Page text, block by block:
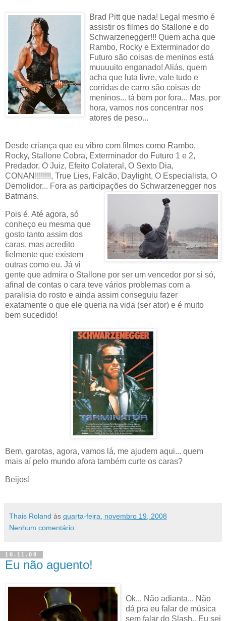
Brad Pitt que nada! Legal mesmo é
assistir os filmes do Stallone e do
Schwarzenegger!!! Quem acha que
Rambo, Rocky e Exterminador do
Futuro são coisas de meninos está
muuuuito enganado! Aliás, quem
acha que luta livre, vale tudo e
corridas de carro são coisas de
meninos... tá bem por fora... Mas, por
hora, vamos nos concentrar nos
atores de peso...
Desde criança que eu vibro com filmes como Rambo,
Rocky, Stallone Cobra, Exterminador do Futuro 1 e 2,
Predador, O Juiz, Efeito Colateral, O Sexto Dia,
CONAN!!!!!!!!, True Lies, Falcão, Daylight, O Especialista, O
Demolidor... Fora as participações do Schwarzenegger nos
Batmans.
Pois é. Até agora, só
conheço eu mesma que
gosto tanto assim dos
caras, mas acredito
fielmente que existem
outras como eu. Já vi
gente que admira o Stallone por ser um vencedor por si só,
afinal de contas o cara teve vários problemas com a
paralisia do rosto e ainda assim conseguiu fazer
exatamente o que ele queria na vida (ser ator) e é muito
bem sucedido!
Bem, garotas, agora, vamos lá, me ajudem aqui... quem
mais aí pelo mundo afora também curte os caras?
Beijos!
Thais Roland às quarta-feira, novembro 19, 2008
Nenhum comentário:
10.11.08
Eu não aguento!
Ok... Não adianta... Não
dá pra eu falar de música
sem falar do Slash.. Eu sei